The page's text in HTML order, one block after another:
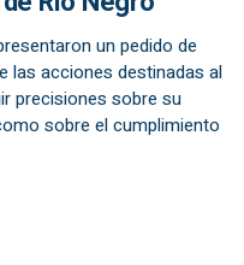
un pedido de
las acciones destinadas al
precisiones sobre su
sobre el cumplimiento